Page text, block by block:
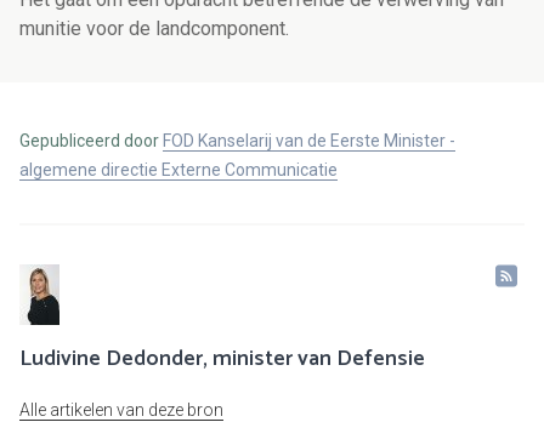
munitie voor de landcomponent.
Gepubliceerd door FOD Kanselarij van de Eerste Minister -
algemene directie Externe Communicatie
Ludivine Dedonder, minister van Defensie
Alle artikelen van deze bron